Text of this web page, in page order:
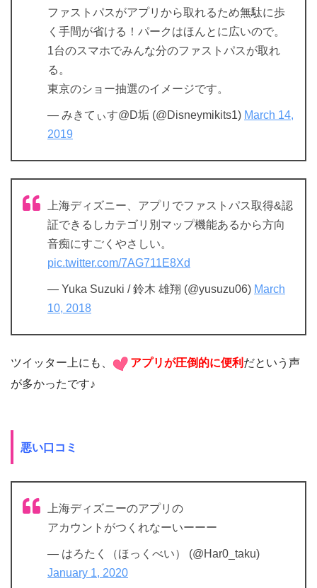
ファストパスがアプリから取れるため無駄に歩
く手間が省ける！パークはほんとに広いので。
1台のスマホでみんな分のファストパスが取れ
る。
東京のショー抽選のイメージです。
— みきてぃす@D垢 (@Disneymikits1) March 14,
2019
上海ディズニー、アプリでファストパス取得&認
証できるしカテゴリ別マップ機能あるから方向
音痴にすごくやさしい。
pic.twitter.com/7AG711E8Xd
— Yuka Suzuki / 鈴木 雄翔 (@yusuzu06) March
10, 2018
ツイッター上にも、 アプリが圧倒的に便利 だという声
が多かったです♪
悪い口コミ
上海ディズニーのアプリの
アカウントがつくれなーいーーー
— はろたく（ほっくべい） (@Har0_taku)
January 1, 2020